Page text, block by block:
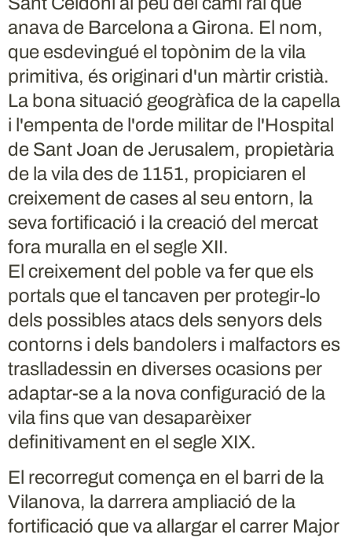
anava de Barcelona a Girona. El nom,
que esdevingué el topònim de la vila
primitiva, és originari d'un màrtir cristià.
La bona situació geogràfica de la capella
i l'empenta de l'orde militar de l'Hospital
de Sant Joan de Jerusalem, propietària
de la vila des de 1151, propiciaren el
creixement de cases al seu entorn, la
seva fortificació i la creació del mercat
fora muralla en el segle XII.
El creixement del poble va fer que els
portals que el tancaven per protegir-lo
dels possibles atacs dels senyors dels
contorns i dels bandolers i malfactors es
traslladessin en diverses ocasions per
adaptar-se a la nova configuració de la
vila fins que van desaparèixer
definitivament en el segle XIX.
El recorregut comença en el barri de la
Vilanova, la darrera ampliació de la
fortificació que va allargar el carrer Major